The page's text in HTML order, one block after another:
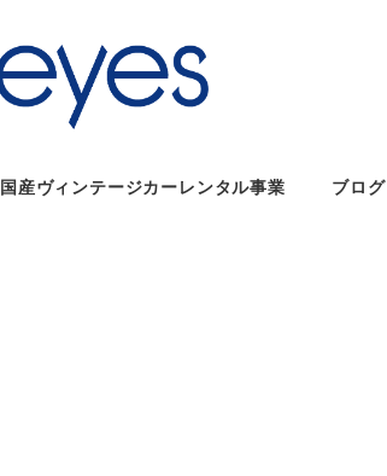
国産ヴィンテージカーレンタル事業 ブログ